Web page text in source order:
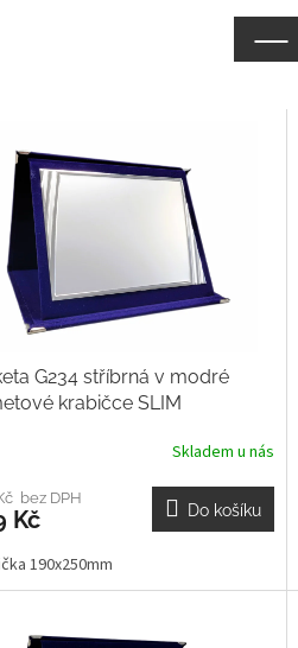
G234 stříbrná v modré
krabičce SLIM
Skladem u nás
bez DPH
Kč Do košíku
190x250mm